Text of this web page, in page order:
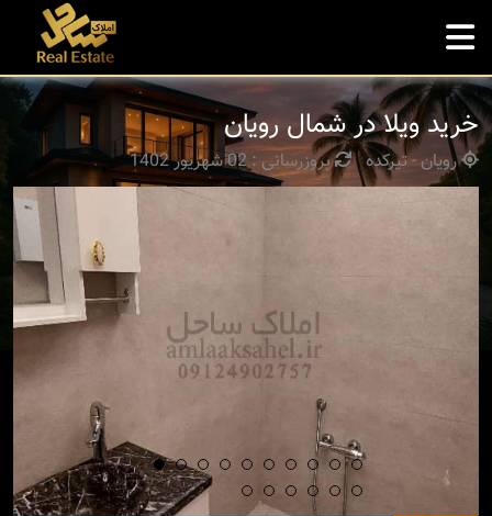
خرید ویلا در شمال رویان
رویان - تیرکده بروزرسانی : 02 شهریور 1402